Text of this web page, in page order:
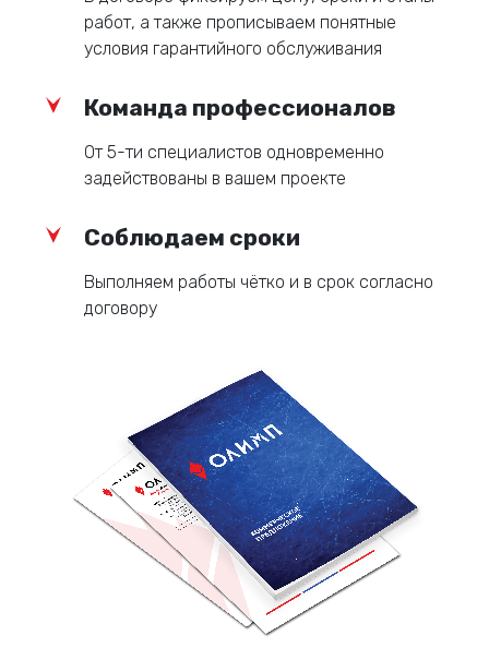
Согласование проекта: согласование
проекта с заказчиком и городскими
Изготовление: Изготовление конструкции на
собственном производстве.
объекте.
Обслуживание: Регулярное техническое
Сроки и стоимость проекта зависят от сложности
дизайна, размера конструкции и используемых
материалов.
Свяжитесь с нами, чтобы получить индивидуальное
коммерческое предложение!
работ, а также прописываем понятные
условия гарантийного обслуживания
Команда профессионалов
От 5-ти специалистов одновременно
задействованы в вашем проекте
Соблюдаем сроки
Выполняем работы чётко и в срок согласно
договору